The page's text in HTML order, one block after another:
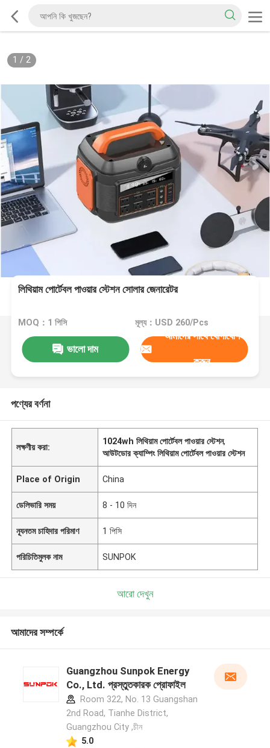
1 / 2
লিথিয়াম পোর্টেবল পাওয়ার স্টেশন সোলার জেনারেটর
MOQ：1 পিসি মূল্য：USD 260/Pcs
ভালো দাম
আমাদের সাথে যোগাযোগ
করুন
পণ্যের বর্ণনা
লক্ষণীয় করা:
1024wh লিথিয়াম পোর্টেবল পাওয়ার স্টেশন,
আউটডোর ক্যাম্পিং লিথিয়াম পোর্টেবল পাওয়ার স্টেশন
Place of Origin China
ডেলিভারি সময় 8 - 10 দিন
ন্যূনতম চাহিদার পরিমাণ 1 পিসি
পরিচিতিমুলক নাম SUNPOK
আরো দেখুন
আমাদের সম্পর্কে
Guangzhou Sunpok Energy
Co., Ltd. প্রস্তুতকারক প্রোফাইল
Room 322, No. 13 Guangshan
2nd Road, Tianhe District,
Guangzhou City ,চীন
5.0